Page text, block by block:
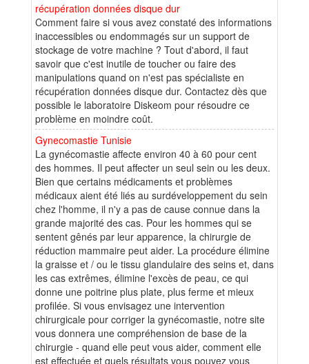
récupération données disque dur
Comment faire si vous avez constaté des informations
inaccessibles ou endommagés sur un support de
stockage de votre machine ? Tout d'abord, il faut
savoir que c'est inutile de toucher ou faire des
manipulations quand on n'est pas spécialiste en
récupération données disque dur. Contactez dès que
possible le laboratoire Diskeom pour résoudre ce
problème en moindre coût.
Gynecomastie Tunisie
La gynécomastie affecte environ 40 à 60 pour cent
des hommes. Il peut affecter un seul sein ou les deux.
Bien que certains médicaments et problèmes
médicaux aient été liés au surdéveloppement du sein
chez l'homme, il n'y a pas de cause connue dans la
grande majorité des cas. Pour les hommes qui se
sentent gênés par leur apparence, la chirurgie de
réduction mammaire peut aider. La procédure élimine
la graisse et / ou le tissu glandulaire des seins et, dans
les cas extrêmes, élimine l'excès de peau, ce qui
donne une poitrine plus plate, plus ferme et mieux
profilée. Si vous envisagez une intervention
chirurgicale pour corriger la gynécomastie, notre site
vous donnera une compréhension de base de la
chirurgie - quand elle peut vous aider, comment elle
est effectuée et quels résultats vous pouvez vous